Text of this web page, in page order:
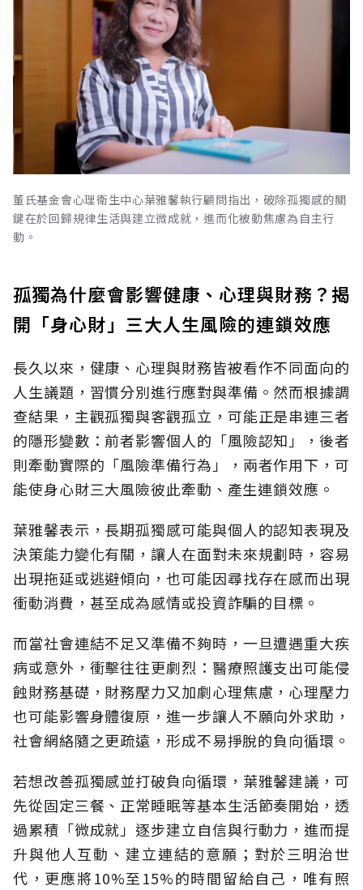
董氏基金會心理衛生中心葉雅馨執行顧問指出，破除孤獨感的關
鍵在於回歸規律生活與建立微成就，進而化被動焦慮為自主行
動。
孤獨為什麼會影響健康、心理與財務？揭
開「身心財」三大人生風險的連鎖效應
長久以來，健康、心理與財務皆被看作不同面向的
人生議題，習慣分別進行應對與準備。然而根據調
查結果，主觀孤獨與客觀孤立，可能正是串連三者
的隱形變數：前者影響個人的「風險認知 」，後者
則牽動實際的「風險準備行為」，兩者作用下，可
能使身心財三大風險彼此牽動、產生連鎖效應。
葉雅馨表示，長期孤獨感可能與個人的認知表現及
決策能力變化有關，讓人在面對未來規劃時，容易
出現拖延或逃避傾向，也可能因尋找存在感而出現
衝動消費，甚至成為感情或投資詐騙的目標。
而當社會連結不足又準備不夠時，一旦遭遇重大疾
病或意外，衝擊往往更劇烈：醫療照護支出可能侵
蝕財務基礎，財務壓力又加劇心理焦慮，心理壓力
也可能影響身體復原，進一步讓人不願向外求助，
社會網絡隨之更疏遠，形成不易掙脫的負向循環。
若想改善孤獨感並打破負向循環，葉雅馨建議，可
先從固定三餐、正常睡眠等基本生活節奏開始，透
過累積「微成就」逐步建立自信與行動力，進而提
升與他人互動、建立連結的意願；對於三明治世
代，更應將10%至15%的時間留給自己，唯有照